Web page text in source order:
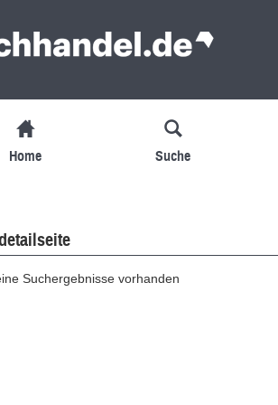
Home Suche
Suchergebnisse vorhanden